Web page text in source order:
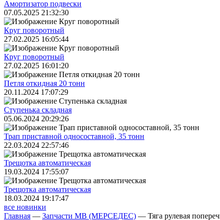
Амортизатор подвески
07.05.2025 21:32:30
Круг поворотный
27.02.2025 16:05:44
Круг поворотный
27.02.2025 16:01:20
Петля откидная 20 тонн
20.11.2024 17:07:29
Ступенька складная
05.06.2024 20:29:26
Трап приставной односоставной, 35 тонн
22.03.2024 22:57:46
Трещoтка автоматическая
19.03.2024 17:55:07
Трещoтка автоматическая
18.03.2024 19:17:47
все новинки
Главная — Запчасти MB (МЕРСЕДЕС) — Тяга рулевая